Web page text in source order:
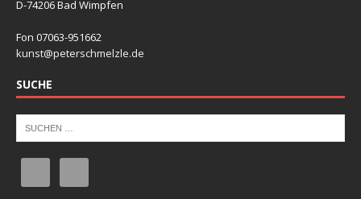
D-74206 Bad Wimpfen
Fon 07063-951662
kunst@peterschmelzle.de
SUCHE